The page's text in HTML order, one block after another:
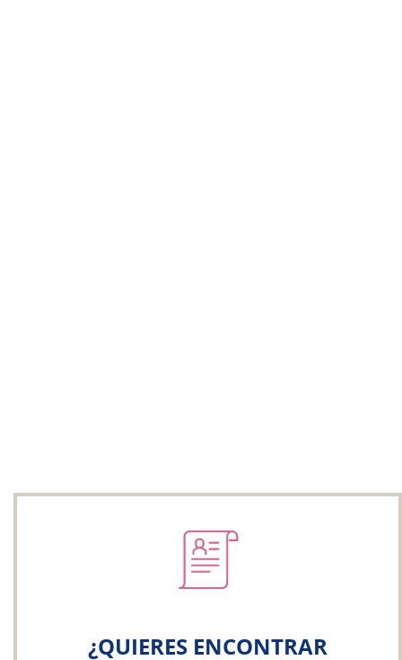
¿QUIERES ENCONTRAR